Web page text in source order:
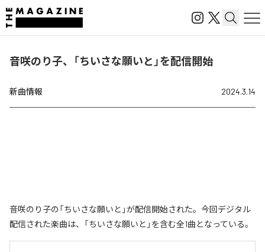
音咲のり子、「ちいさな願いと」を配信開始
新曲情報 2024.3.14
音咲のり子の「ちいさな願いと」が配信開始された。今回デジタル
配信された楽曲は、「ちいさな願いと」を含む全1曲となっている。